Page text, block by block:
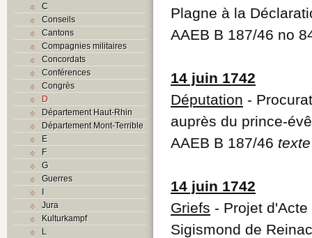
C
Conseils
Cantons
Compagnies militaires
Concordats
Conférences
Congrès
D
Département Haut-Rhin
Département Mont-Terrible
E
F
G
Guerres
I
Jura
Kulturkampf
L
Plagne à la
AAEB B 187/46 no
14 juin 1742
Députation -
auprès du prince-
AAEB B 187/46 texte
14 juin 1742
Griefs - Projet
Sigismond de